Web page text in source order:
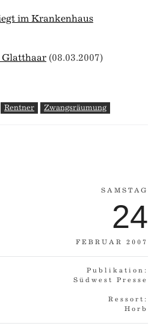
im Krankenhaus
(08.03.2007)
Rentner Zwangsräumung
SAMSTAG
24
FEBRUAR 2007
Publikation:
Südwest Presse
Ressort:
Horb